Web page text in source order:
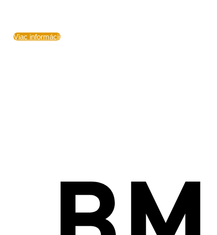
Viac informácií